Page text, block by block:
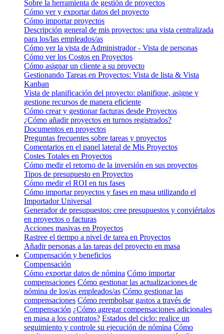
Sobre la herramienta de gestión de proyectos
Cómo ver y exportar datos del proyecto
Cómo importar proyectos
Descripción general de mis proyectos: una vista centralizada
para los/las empleados/as
Cómo ver la vista de Administrador - Vista de personas
Cómo ver los Costos en Proyectos
Cómo asignar un cliente a su proyecto
Gestionando Tareas en Proyectos: Vista de lista & Vista
Kanban
Vista de planificación del proyecto: planifique, asigne y
gestione recursos de manera eficiente
Cómo crear y gestionar facturas desde Proyectos
¿Cómo añadir proyectos en turnos registrados?
Documentos en proyectos
Preguntas frecuentes sobre tareas y proyectos
Comentarios en el panel lateral de Mis Proyectos
Costes Totales en Proyectos
Cómo medir el retorno de la inversión en sus proyectos
Tipos de presupuesto en Proyectos
Cómo medir el ROI en tus fases
Cómo importar proyectos y fases en masa utilizando el
Importador Universal
Generador de presupuestos: cree presupuestos y conviértalos
en proyectos o facturas
Acciones masivas en Proyectos
Rastree el tiempo a nivel de tarea en Proyectos
Añadir personas a las tareas del proyecto en masa
Compensación y beneficios
Compensación
Cómo exportar datos de nómina Cómo importar
compensaciones Cómo gestionar las actualizaciones de
nómina de los/as empleados/as Cómo gestionar las
compensaciones Cómo reembolsar gastos a través de
Compensación ¿Cómo agregar compensaciones adicionales
en masa a los contratos? Estados del ciclo: realice un
seguimiento y controle su ejecución de nómina Cómo